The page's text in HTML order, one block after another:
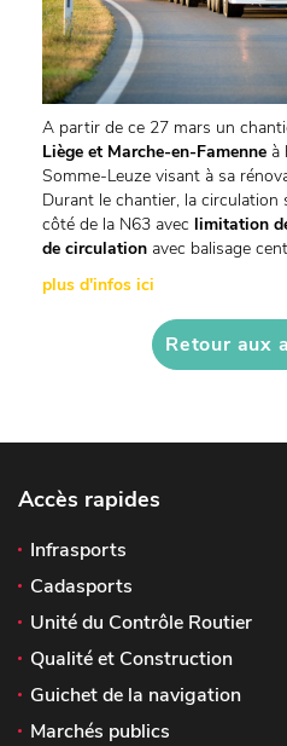
A partir de ce 27 mars un
Liège et Marche-en-Famenne à
Somme-Leuze visant à sa
Durant le chantier, la circulation
côté de la N63 avec limitation
de circulation avec balisage
plus d'infos ici
Retour aux
Accès rapides
Infrasports
Cadasports
Unité du Contrôle Routier
Qualité et Construction
Guichet de la navigation
Marchés publics